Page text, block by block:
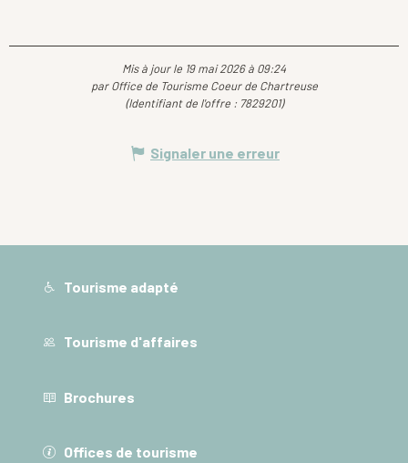
Mis à jour le 19 mai 2026 à 09:24
par Office de Tourisme Coeur de Chartreuse
(Identifiant de l'offre : 7829201)
Signaler une erreur
Tourisme adapté
Tourisme d'affaires
Brochures
Offices de tourisme